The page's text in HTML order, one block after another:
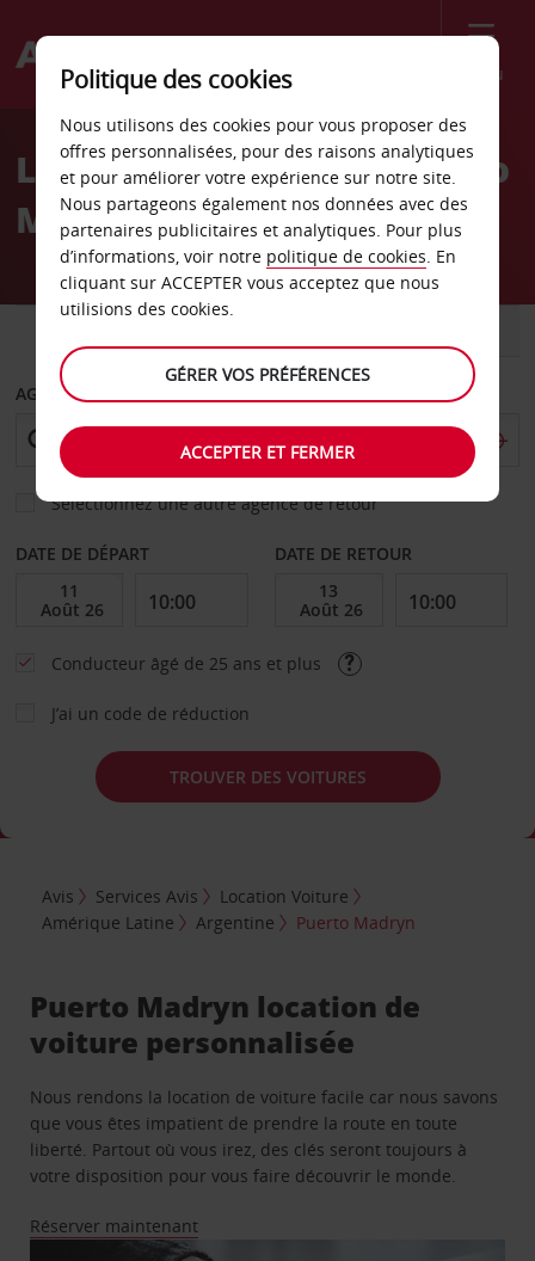
Menu
Welcome
AvisLocation de voiture Puerto
Madryn
AGENCE DE DÉPART
Sélectionnez une autre agence de retour
DATE DE DÉPART DATE DE RETOUR
Conducteur âgé de 25 ans et plus
J’ai un code de réduction
TROUVER DES VOITURES
Avis Services Avis
Location Voiture
Amérique Latine
Argentine Puerto Madryn
Puerto Madryn location de
voiture personnalisée
Nous rendons la location de voiture facile car nous savons
que vous êtes impatient de prendre la route en toute
liberté. Partout où vous irez, des clés seront toujours à
votre disposition pour vous faire découvrir le monde.
Réserver maintenant
Politique des cookies
Nous utilisons des cookies pour vous proposer des
offres personnalisées, pour des raisons analytiques
et pour améliorer votre expérience sur notre site.
Nous partageons également nos données avec des
partenaires publicitaires et analytiques. Pour plus
d’informations, voir notre politique de cookies. En
cliquant sur ACCEPTER vous acceptez que nous
utilisions des cookies.
GÉRER VOS PRÉFÉRENCES
ACCEPTER ET FERMER